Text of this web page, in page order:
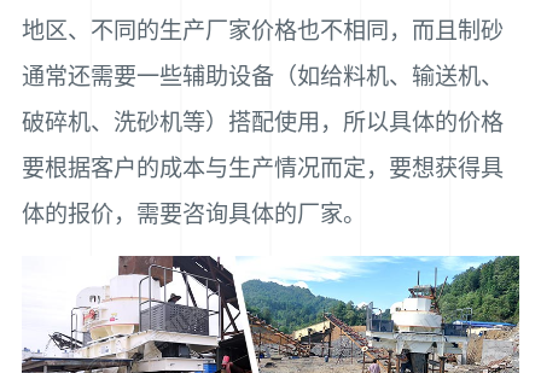
地区、不同的生产厂家价格也不相同，而且制砂
通常还需要一些辅助设备（如给料机、输送机、
破碎机、洗砂机等）搭配使用，所以具体的价格
要根据客户的成本与生产情况而定，要想获得具
体的报价，需要咨询具体的厂家。